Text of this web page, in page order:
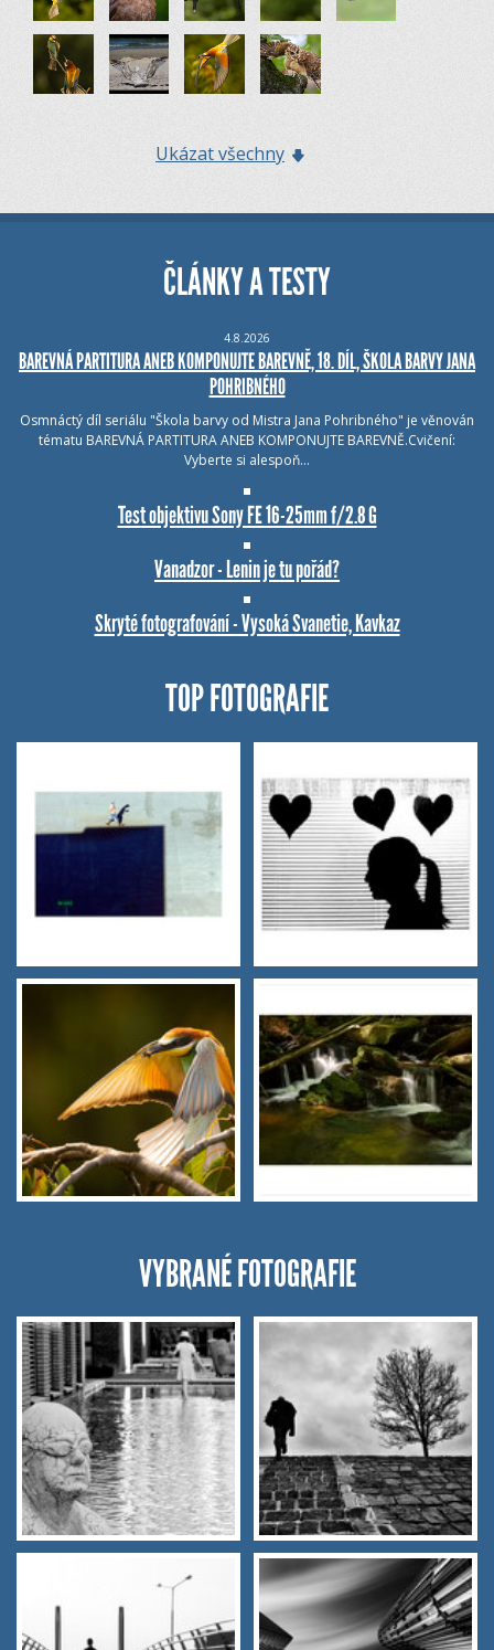
Ukázat všechny
ČLÁNKY A TESTY
4.8.2026
BAREVNÁ PARTITURA ANEB KOMPONUJTE BAREVNĚ, 18. DÍL, ŠKOLA BARVY JANA
POHRIBNÉHO
Osmnáctý díl seriálu "Škola barvy od Mistra Jana Pohribného" je věnován
tématu BAREVNÁ PARTITURA ANEB KOMPONUJTE BAREVNĚ.Cvičení:
Vyberte si alespoň…
Test objektivu Sony FE 16-25mm f/2.8 G
Vanadzor - Lenin je tu pořád?
Skryté fotografování - Vysoká Svanetie, Kavkaz
TOP FOTOGRAFIE
VYBRANÉ FOTOGRAFIE